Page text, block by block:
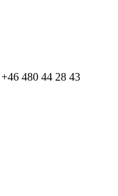
+46 480 44 28 43